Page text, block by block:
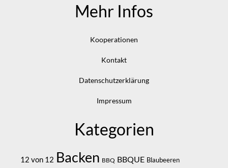
Mehr Infos
Kooperationen
Kontakt
Datenschutzerklärung
Impressum
Kategorien
12 von 12 Backen BBQ BBQUE Blaubeeren